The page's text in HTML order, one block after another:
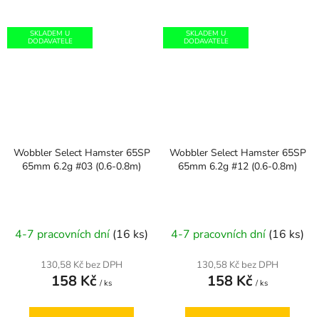
SKLADEM U
DODAVATELE
Wobbler Select Hamster 65SP
65mm 6.2g #03 (0.6-0.8m)
4-7 pracovních dní (16 ks)
130,58 Kč bez DPH
158 Kč / ks
SKLADEM U
DODAVATELE
Wobbler Select Hamster 65SP
65mm 6.2g #12 (0.6-0.8m)
4-7 pracovních dní (16 ks)
130,58 Kč bez DPH
158 Kč / ks